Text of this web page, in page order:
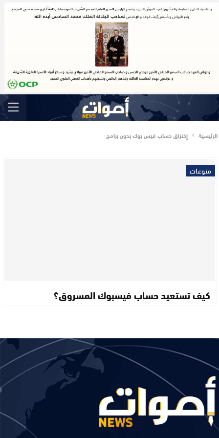
الرئيسية إختراق حساب فيس بوك بدون برامج
منوعات
كيف تستعيد حساب فيسبوك المسروق؟